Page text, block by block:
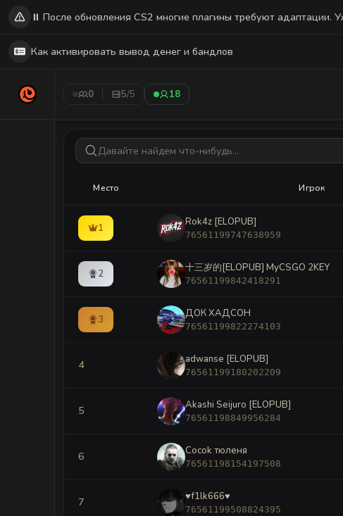
0 5/5 18
Топ игроков месяца
Рейтинг игроков прошедших BattlePass за месяц
Место Игрок
1 Rok4z [ELOPUB]
76561199747638959
2 十三岁的[ELOPUB] MyCSGO 2KEY
76561199842418291
3 ДОК ХАДСОН
76561199822274103
4 adwanse [ELOPUB]
76561199180202209
5 Akashi Seijuro [ELOPUB]
76561198849956284
6 Cocok тюленя
76561198154197508
7 ♥f1lk666♥
76561199508824395
⏸️ После обновления CS2 многие плагины требуют адаптации.
Как активировать вывод денег и бандлов